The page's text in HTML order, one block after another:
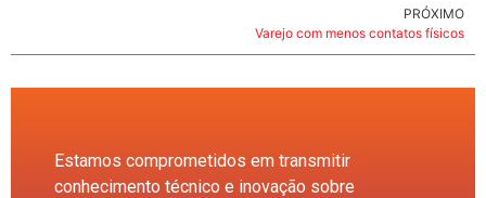
PRÓXIMO
Varejo com menos contatos físicos
Estamos comprometidos em transmitir
conhecimento técnico e inovação sobre